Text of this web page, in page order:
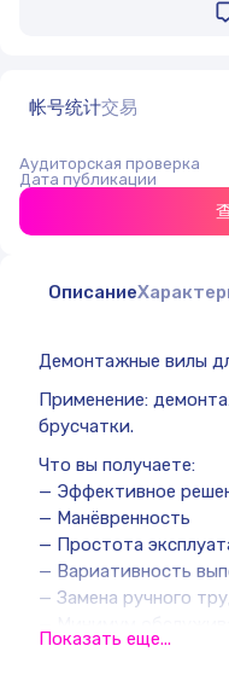
帐号统计交易
Аудиторская проверка
Дата публикации
Описание
Демонтажные вилы
Применение:
брусчатки.
Что вы получаете:
— Эффективное
— Манёвренность
— Простота
— Вариативность
— Замена ручного
— Гарантию качества
Показать еще...